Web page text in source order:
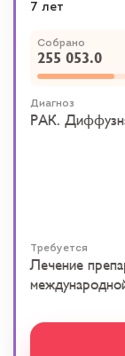
7 лет
Собрано
255 053.0
Диагноз
РАК.
Требуется
Лечение